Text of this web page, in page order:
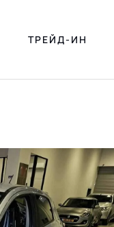
ТРЕЙД-ИН